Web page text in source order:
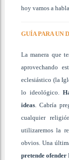
hoy vamos a
GUÍA PARA UN
La manera que
aprovechando
eclesiástico (la
lo ideológico.
ideas. Cabría
cualquier
utilizaremos la
obvios. Una
pretende ofender